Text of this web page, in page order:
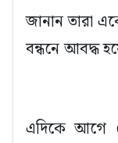
জানান তারা
বন্ধনে আবদ্ধ
এদিকে আগে